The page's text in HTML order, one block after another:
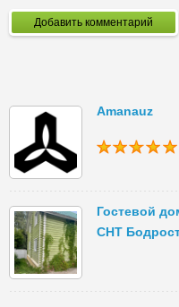
Добавить комментарий
Amanauz
Гостевой
СНТ